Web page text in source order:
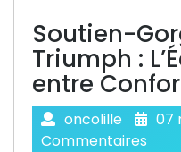
Soutien-
Triumph :
entre
oncolille 07
Commentaires